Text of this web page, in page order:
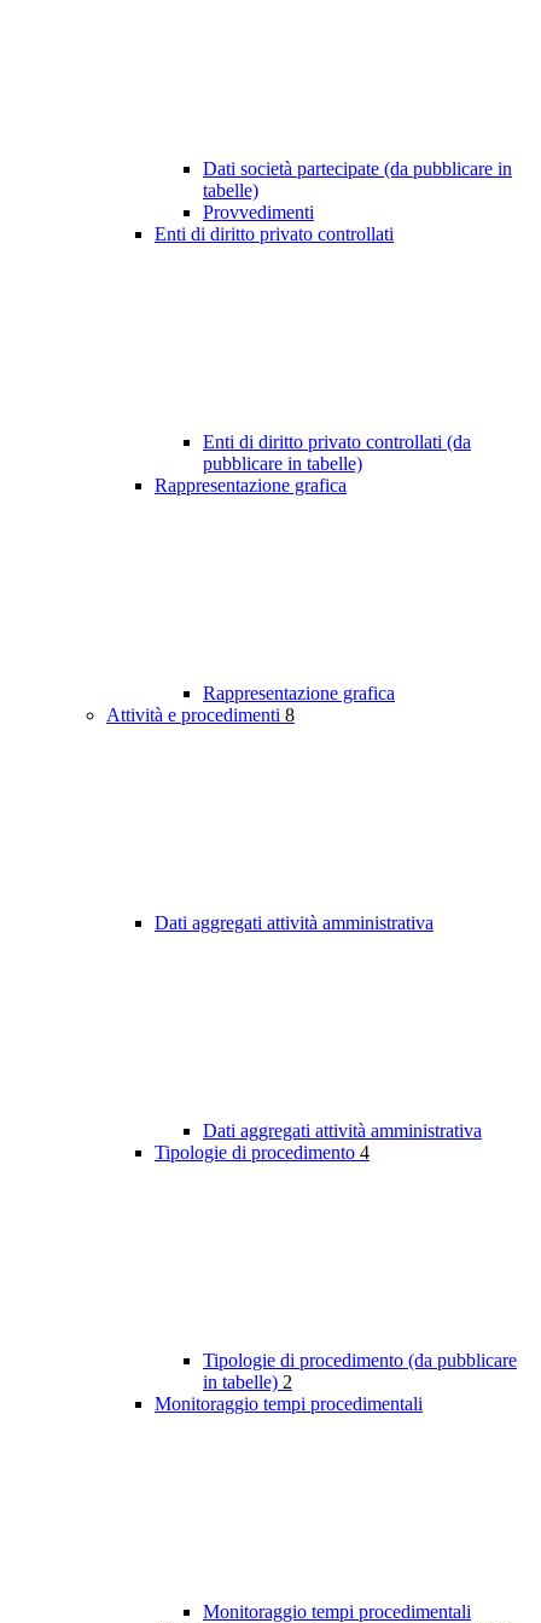
Dati società partecipate (da pubblicare in
tabelle)
Provvedimenti
Enti di diritto privato controllati
Enti di diritto privato controllati (da
pubblicare in tabelle)
Rappresentazione grafica
Rappresentazione grafica
Attività e procedimenti 8
Dati aggregati attività amministrativa
Dati aggregati attività amministrativa
Tipologie di procedimento 4
Tipologie di procedimento (da pubblicare
in tabelle) 2
Monitoraggio tempi procedimentali
Monitoraggio tempi procedimentali